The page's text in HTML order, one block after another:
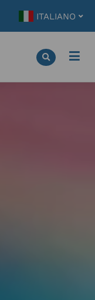
ITALIANO